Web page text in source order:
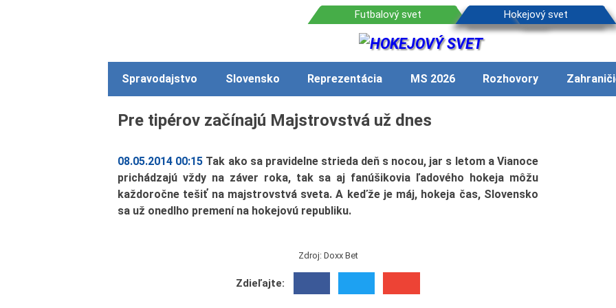
Spravodajstvo Slovensko Reprezentácia MS 2026 Rozhovory
Pre tipérov začínajú Majstrovstvá už dnes
08.05.2014 00:15 Tak ako sa pravidelne strieda deň s nocou, jar s letom a Vianoce
prichádzajú vždy na záver roka, tak sa aj fanúšikovia ľadového hokeja môžu
každoročne tešiť na majstrovstvá sveta. A keďže je máj, hokeja čas, Slovensko
sa už onedlho premení na hokejovú republiku.
Zdroj: Doxx Bet
Zdieľajte: